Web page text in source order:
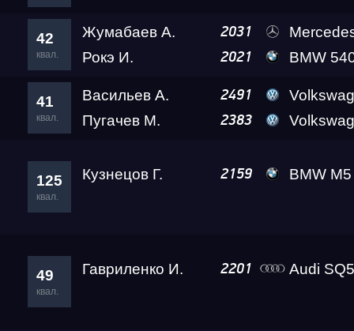
42
квал.
Жумабаев А. 2031
Mercedes-
Рокэ И.
2021 BMW 540i
41
квал.
Васильев А. 2491
Пугачев М.
2383 Volkswagen Golf 7
125
квал.
Кузнецов Г. 2159 BMW M5
49
квал.
Гавриленко И. 2201 Audi SQ5 Ада